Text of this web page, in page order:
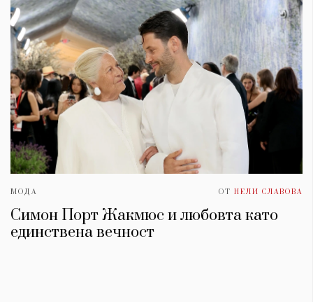
МОДА ОТ НЕЛИ СЛАВОВА
Симон Порт Жакмюс и любовта като
единствена вечност